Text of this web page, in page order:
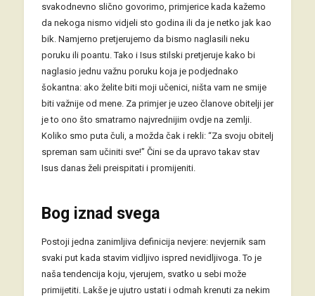
svakodnevno slično govorimo, primjerice kada kažemo
da nekoga nismo vidjeli sto godina ili da je netko jak kao
bik. Namjerno pretjerujemo da bismo naglasili neku
poruku ili poantu. Tako i Isus stilski pretjeruje kako bi
naglasio jednu važnu poruku koja je podjednako
šokantna: ako želite biti moji učenici, ništa vam ne smije
biti važnije od mene. Za primjer je uzeo članove obitelji jer
je to ono što smatramo najvrednijim ovdje na zemlji.
Koliko smo puta čuli, a možda čak i rekli: “Za svoju obitelj
spreman sam učiniti sve!” Čini se da upravo takav stav
Isus danas želi preispitati i promijeniti.
Bog iznad svega
Postoji jedna zanimljiva definicija nevjere: nevjernik sam
svaki put kada stavim vidljivo ispred nevidljivoga. To je
naša tendencija koju, vjerujem, svatko u sebi može
primijetiti. Lakše je ujutro ustati i odmah krenuti za nekim